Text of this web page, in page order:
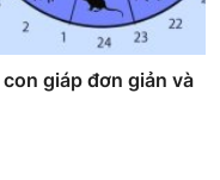
giáp đơn giản và